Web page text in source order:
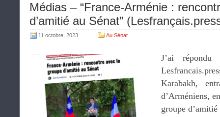
Médias – “France-Arménie :
d’amitié au Sénat”
11 octobre, 2023 Au Sénat
J’ai
Karabakh,
d’Arméniens,
groupe